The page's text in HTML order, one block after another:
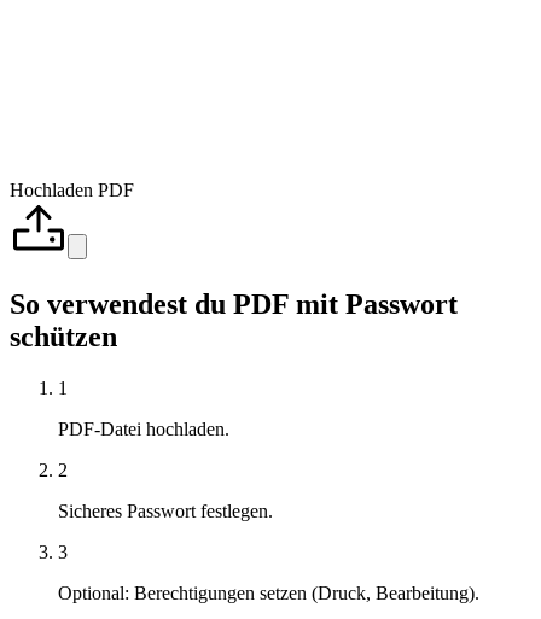
Hochladen PDF
So verwendest du PDF mit Passwort
schützen
1
PDF-Datei hochladen.
2
Sicheres Passwort festlegen.
3
Optional: Berechtigungen setzen (Druck, Bearbeitung).